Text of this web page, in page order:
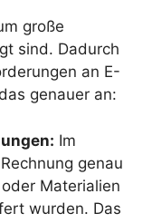
große
sind. Dadurch
an E-
genauer an:
Im
genau
Materialien
wurden. Das